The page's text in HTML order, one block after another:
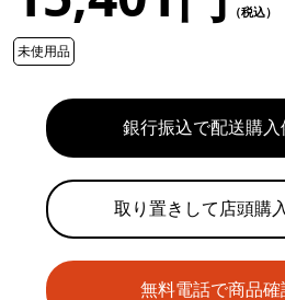
（税込）
未使用品
銀行振込で配送購
取り置きして店頭購
無料電話で商品確